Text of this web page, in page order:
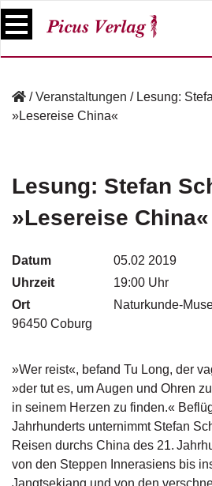
S
k
ü
h
V
r
n
t
a
lt
g
n
B
l
o
g
/ Veranstaltungen / Lesung:
»Lesereise China«
Lesung: Stefan
»Lesereise China«
Datum
05.02 2019
Uhrzeit
19:00 Uhr
Ort
Naturkunde-
96450 Coburg
»Wer reist«, befand Tu Long, der
»der tut es, um Augen und Ohren
in seinem Herzen zu finden.«
Jahrhunderts unternimmt Stefan
Reisen durchs China des 21.
von den Steppen Innerasiens bis
Jangtsekiang und von den